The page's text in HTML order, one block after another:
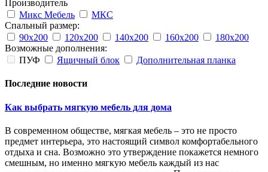
Производитель
Микс Мебель
МКС
Спальный размер:
90х200
120х200 140х200 160х200
180х200
Возможные дополнения:
ПУФ
Ящичный блок Дополнительная планка
Последние новости
Как выбрать мягкую мебель для дома
В современном обществе, мягкая мебель – это не просто
предмет интерьера, это настоящий символ комфортабельного
отдыха и сна. Возможно это утверждение покажется немного
смешным, но именно мягкую мебель каждый из нас